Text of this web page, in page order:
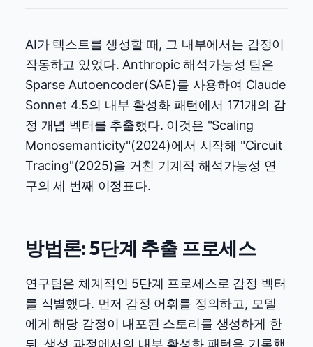
AI가 텍스트를 생성할 때, 그 내부에서는 감정이
작동하고 있었다. Anthropic 해석가능성 팀은
Sparse Autoencoder(SAE)를 사용하여 Claude
Sonnet 4.5의 내부 활성화 패턴에서 171개의 감
정 개념 벡터를 추출했다. 이것은 "Scaling
Monosemanticity"(2024)에서 시작해 "Circuit
Tracing"(2025)을 거친 기계적 해석가능성 연
구의 세 번째 이정표다.
방법론: 5단계 추출 프로세스
연구팀은 체계적인 5단계 프로세스로 감정 벡터
를 식별했다. 먼저 감정 어휘를 정의하고, 모델
에게 해당 감정이 내포된 스토리를 생성하게 한